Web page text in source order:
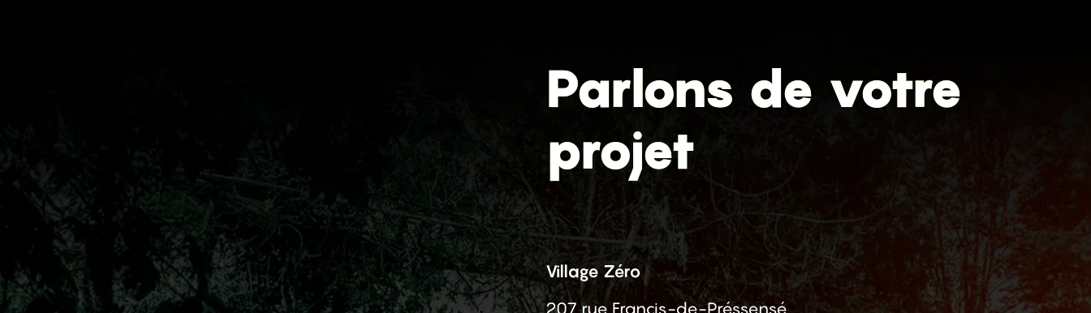
close
Atome et les siens
Codes-barres
Tw Pi Lk
Parlons de votre
projet
Village Zéro
207 rue Francis-de-Préssensé